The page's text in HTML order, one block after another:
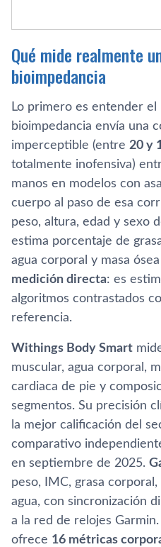
Qué mide realmente
bioimpedancia
Lo primero es entender el
bioimpedancia envía una
imperceptible (entre 20 y
totalmente inofensiva)
manos en modelos con
cuerpo al paso de esa
peso, altura, edad y sexo
estima porcentaje de
agua corporal y masa
medición directa: es
algoritmos contrastados
referencia.
Withings Body Smart
muscular, agua corporal,
cardiaca de pie y
segmentos. Su precisión
la mejor calificación del
comparativo
en septiembre de 2025.
peso, IMC, grasa
agua, con sincronización
a la red de relojes Garmin.
ofrece 16 métricas